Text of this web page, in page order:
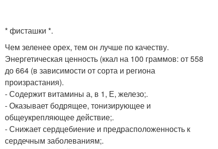
* фисташки *.
Чем зеленее орех, тем он лучше по качеству.
Энергетическая ценность (ккал на 100 граммов: от 558
до 664 (в зависимости от сорта и региона
произрастания).
- Содержит витамины а, в 1, Е, железо;.
- Оказывает бодрящее, тонизирующее и
общеукрепляющее действие;.
- Снижает сердцебиение и предрасположенность к
сердечным заболеваниям;.